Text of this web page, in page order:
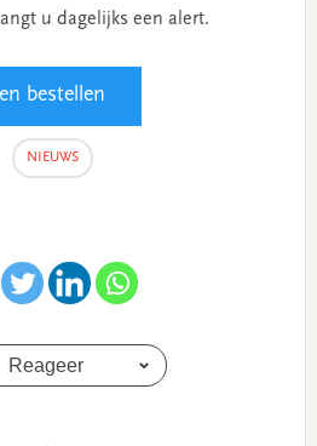
u dagelijks een alert.
bestellen
NIEUWS
Reageer